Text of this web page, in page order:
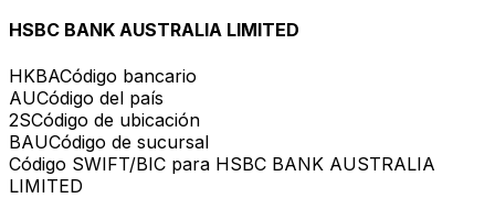
HSBC BANK AUSTRALIA LIMITED
HKBACódigo bancario
AUCódigo del país
2SCódigo de ubicación
BAUCódigo de sucursal
Código SWIFT/BIC para HSBC BANK AUSTRALIA
LIMITED